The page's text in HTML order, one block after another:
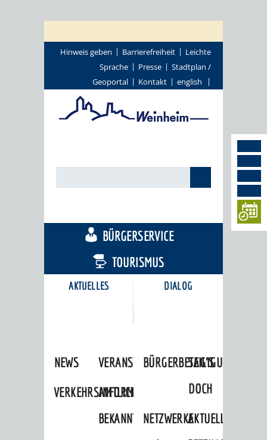
Hinweis geben Barrierefreiheit
Leichte
Sprache
Presse
Stadtplan /
Geoportal
Kontakt english
AKTUELLES
NEWS
VERANSTALTUNGSKALENDER
VERKEHRSINFORMATIONEN
AMTLICHE
BEKANNTMACHUNGEN
DIALOG
BÜRGERBETEILIGUNG
SAG'S
DOCH
NETZWERKEAKTUELLE
BÜRGERSERVICE
TOURISMUS
KARRIEREPORTAL